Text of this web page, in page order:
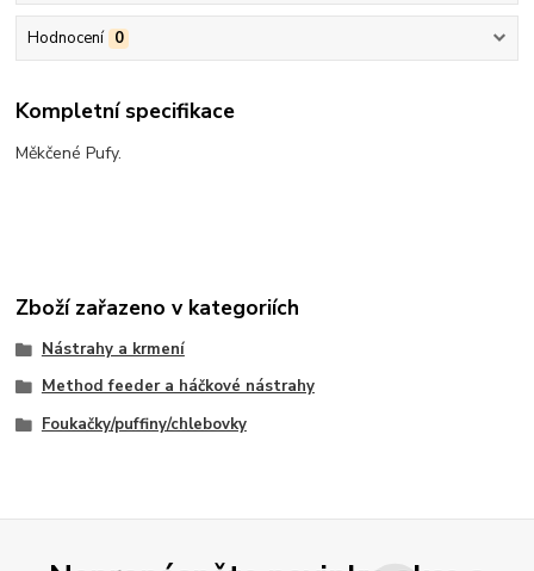
Hodnocení 0
Kompletní specifikace
Měkčené Pufy.
Zboží zařazeno v kategoriích
Nástrahy a krmení
Method feeder a háčkové nástrahy
Foukačky/puffiny/chlebovky